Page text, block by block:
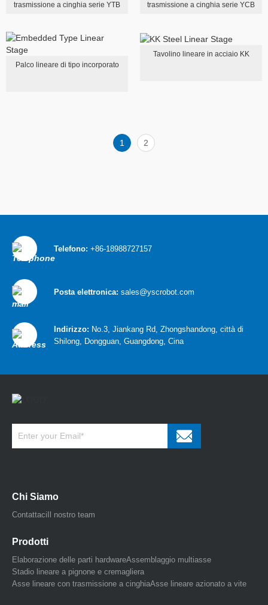
trasmissione a cinghia serie YTB trasmissione a cinghia serie YCB
Palco lineare di tipo incorporato
Tavolino lineare in acciaio KK
1 2
Telefono: +86-18988727157
Posta elettronica: sales@yscrobot.com
Indirizzo: No.3, Jiankang Rd, Zhongshandong, città di
Shilong, Dongguan, Guangdong, Cina
Chi Siamo
ContattaciIl nostro team
Prodotti
Elaborazione delle parti hardwareAssemblaggio multiasse
Stadio lineare a pignone e cremagliera
Asse lineare con trasmissione a cinghiaAsse lineare azionato a vite